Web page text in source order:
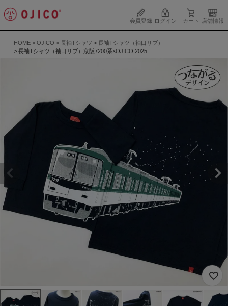
会員登録 ログイン カート 店舗情報
HOME OJICO 長袖Tシャツ
長袖Tシャツ（袖口リブ）
長袖Tシャツ（袖口リブ）京阪7200系×OJICO 2025